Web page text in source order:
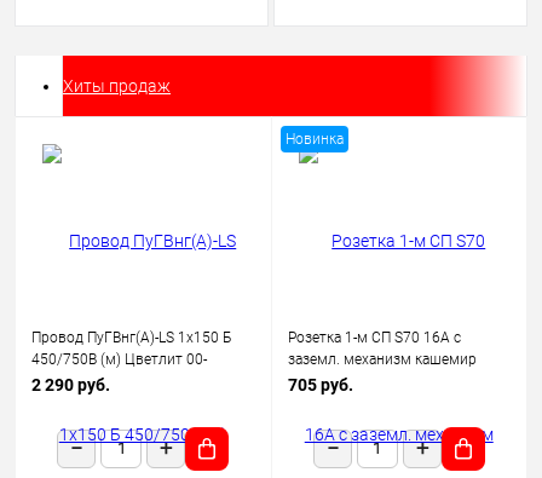
Хиты продаж
Провод ПуГВнг(А)-LS 1х150 Б
450/750В (м) Цветлит 00-
00130523
2 290 руб.
Новинка
Розетка 1-м СП S70 16А с
заземл. механизм кашемир
Voltum VLS040103
705 руб.